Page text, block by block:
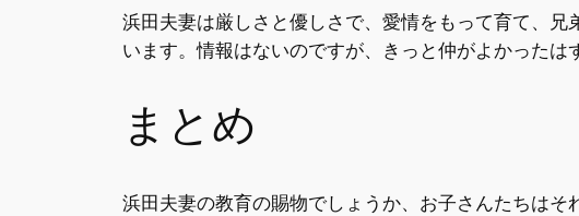
浜田夫妻は厳しさと優しさで、愛情をもって育て、
います。情報はないのですが、きっと仲がよかったは
まとめ
浜田夫妻の教育の賜物でしょうか、お子さんたちは